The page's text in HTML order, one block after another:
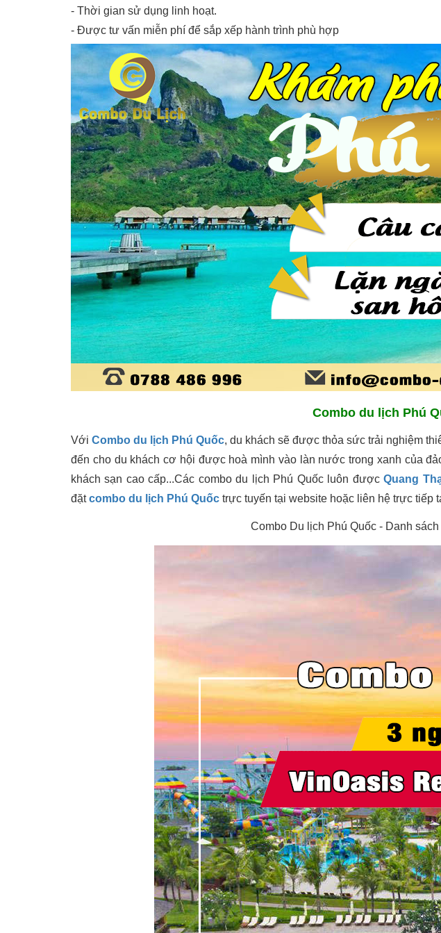
- Thời gian sử dụng linh hoạt.
- Được tư vấn miễn phí để sắp xếp hành trình phù hợp
Combo du lịch Phú
VớiCombo du lịch Phú Quốc, du khách sẽ được thỏa sức trải nghiệm
đến cho du khách cơ hội được hoà mình vào làn nước trong xanh của
khách sạn cao cấp...Các combo du lịch Phú Quốc luôn đượcQuang
đặtcombo du lịch Phú Quốc trực tuyến tại website hoặc liên hệ trực tiếp
Combo Du lịch Phú Quốc - Danh